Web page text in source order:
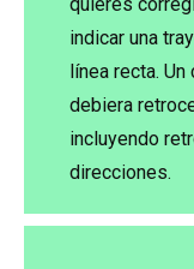
indicar una
línea recta.
debiera
incluyendo
direcciones.